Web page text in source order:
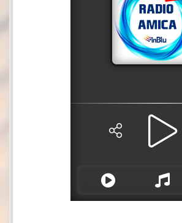
mentre all’esterno è stata allestita
sport con la presenza di 35
attività dimostrative e vari tornei,
provare discipline come
è stata attiva una rete
con punto di primo intervento,
protesi e ausili e supporto tecnico
carrozzine. Nell’ambito di questa
anche “Lo spazio degli amici”,
attività di intrattenimento e